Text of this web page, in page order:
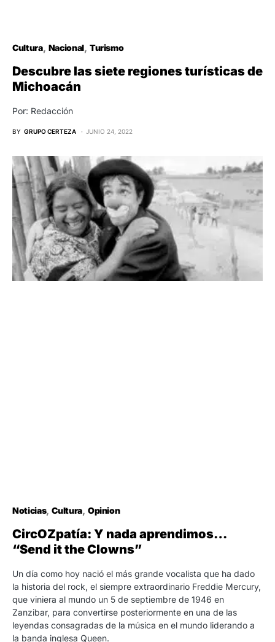
Cultura Nacional Turismo
Descubre las siete regiones turísticas de
Michoacán
Por: Redacción
BY GRUPO CERTEZA JUNIO 24, 2022
Noticias Cultura Opinion
CircOZpatía: Y nada aprendimos…
“Send it the Clowns”
Un día como hoy nació el más grande vocalista que ha dado
la historia del rock, el siempre extraordinario Freddie Mercury,
que viniera al mundo un 5 de septiembre de 1946 en
Zanzibar, para convertirse posteriormente en una de las
leyendas consagradas de la música en el mundo liderando a
la banda inglesa Queen.